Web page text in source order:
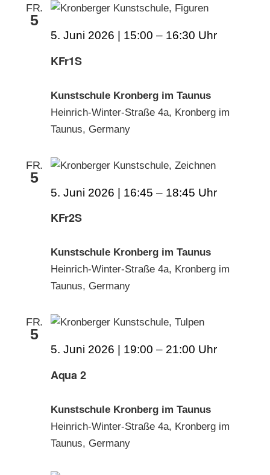
FR.
5
KFr1S
5. Juni 2026 | 15:00 – 16:30
Kunstschule Kronberg im Taunus
Heinrich-Winter-Straße 4a, Kronberg im
Taunus, Germany
FR.
5
KFr2S
5. Juni 2026 | 16:45 – 18:45
Kunstschule Kronberg im Taunus
Heinrich-Winter-Straße 4a, Kronberg im
Taunus, Germany
FR.
5
Aqua 2
5. Juni 2026 | 19:00 – 21:00
Kunstschule Kronberg im Taunus
Heinrich-Winter-Straße 4a, Kronberg im
Taunus, Germany